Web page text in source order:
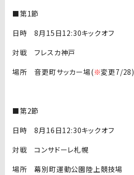
■第1節
日時 8月15日12:30キックオフ
対戦 フレスカ神戸
場所 音更町サッカー場(※変更7/28)
■第2節
日時 8月16日12:30キックオフ
対戦 コンサドーレ札幌
場所 幕別町運動公園陸上競技場